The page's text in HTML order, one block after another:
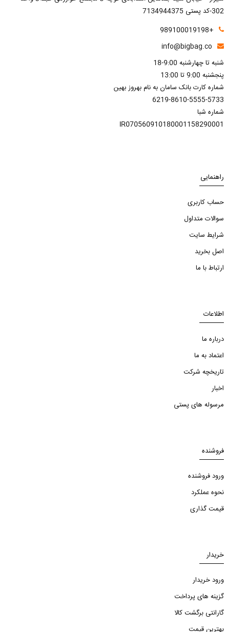
302-کد پستی 7134944375
+989100019198
info@bigbag.co
شنبه تا چهارشنبه 9:00-18
پنجشنبه 9:00 تا 13:00
شماره کارت بانک سامان به نام بهروز بهین
6219-8610-5555-5733
شماره شبا
IR070560910180001158290001
راهنمایی
حساب کاربری
سوالات متداول
شرایط سایت
اصل بخرید
ارتباط با ما
اطلاعات
درباره ما
اعتماد به ما
تاریخچه شرکت
اخبار
مرسوله های پستی
فروشنده
ورود فروشنده
نحوه عملکرد
قیمت گذاری
خریدار
ورود خریدار
گزینه های پرداخت
گارانتی برگشت کالا
بهترین قیمت